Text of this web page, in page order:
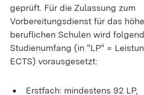
geprüft. Für die Zulassung zum
Vorbereitungsdienst für das
beruflichen Schulen wird
Studienumfang (in "LP" =
ECTS) vorausgesetzt:
Erstfach: mindestens 92 LP,